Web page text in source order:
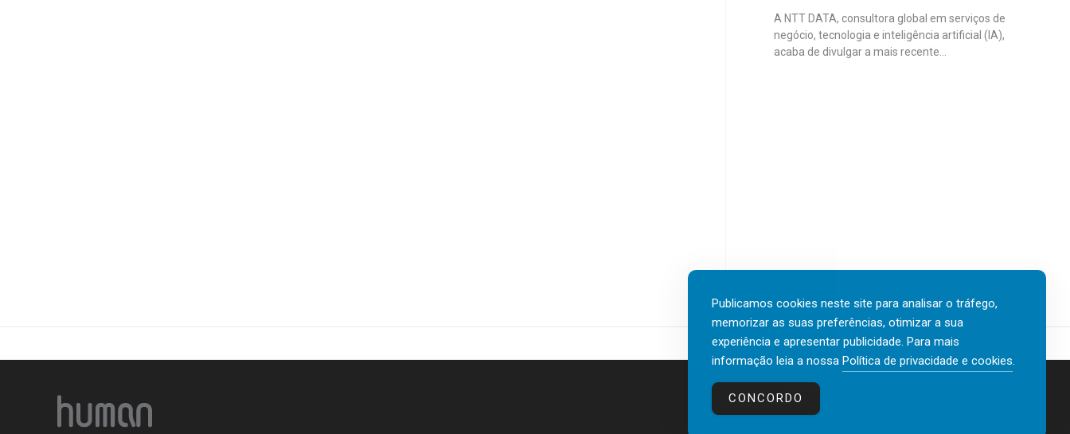
A NTT DATA, consultora global em serviços de
negócio, tecnologia e inteligência artificial (IA),
acaba de divulgar a mais recente...
Contactos
Publicamos cookies neste site para analisar o tráfego,
memorizar as suas preferências, otimizar a sua
experiência e apresentar publicidade. Para mais
informação leia a nossa Política de privacidade e cookies.
CONCORDO